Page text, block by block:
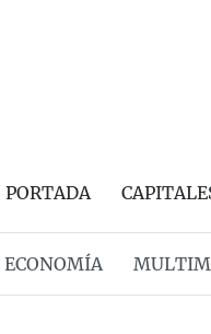
PORTADA
ECONOMÍA